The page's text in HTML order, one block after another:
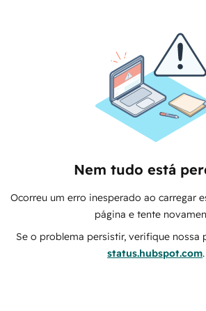
Nem tudo está
Ocorreu um erro inesperado ao carregar
página e tente
Se o problema persistir, verifique nossa
status.hubspot.com.